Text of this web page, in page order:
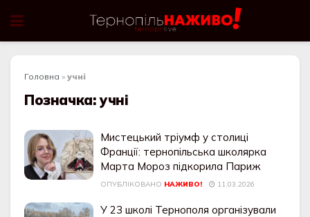
Головна » учні
Позначка:учні
Мистецький тріумф у столиці
Франції: тернопільська школярка
Марта Мороз підкорила Париж
ОПУБЛІКОВАНО НАЖИВО! 11.03.2026
У 23 школі Тернополя організували